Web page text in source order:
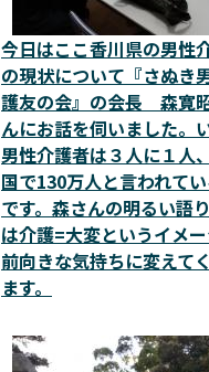
今日はここ香川県の男性
の現状について『さぬき
護友の会』の会長 森寛
んにお話を伺いました。
男性介護者は３人に１人
国で130万人と言われて
です。森さんの明るい語
は介護=大変というイメ
前向きな気持ちに変えて
ます。